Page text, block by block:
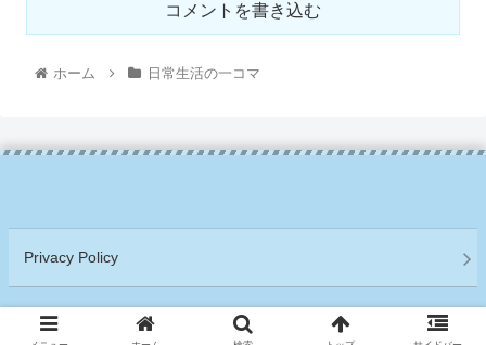
コメントを書き込む
ホーム 日常生活の一コマ
Privacy Policy
Copyright © 2021 アメリカ移住サバイバル日記 All Rights Reserved.